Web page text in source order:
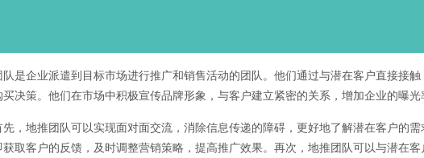
是企业派遣到目标市场进行推广和销售活动的团队。他们通过与潜在客户直接接
决策。他们在市场中积极宣传品牌形象，与客户建立紧密的关系，增加企业的曝光
，地推团队可以实现面对面交流，消除信息传递的障碍，更好地了解潜在客户的
取客户的反馈，及时调整营销策略，提高推广效果。再次，地推团队可以与潜在客